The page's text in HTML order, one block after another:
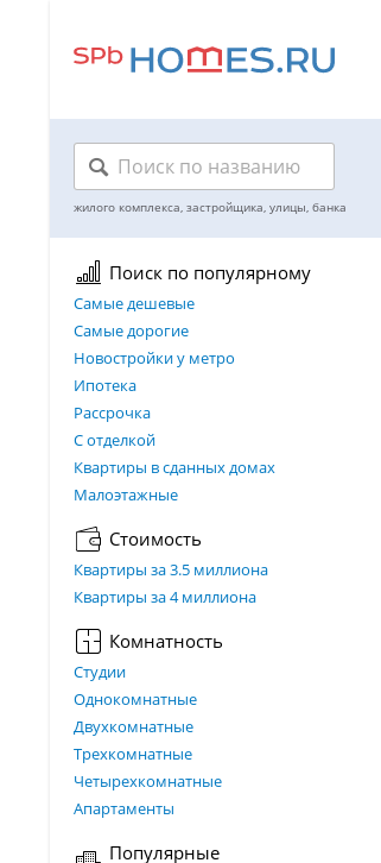
Поиск по популярному
Самые дешевые
Самые дорогие
Новостройки у метро
Ипотека
Рассрочка
С отделкой
Квартиры в сданных домах
Малоэтажные
Стоимость
Квартиры за 3.5 миллиона
Квартиры за 4 миллиона
Комнатность
Студии
Однокомнатные
Двухкомнатные
Трехкомнатные
Четырехкомнатные
Апартаменты
Популярные